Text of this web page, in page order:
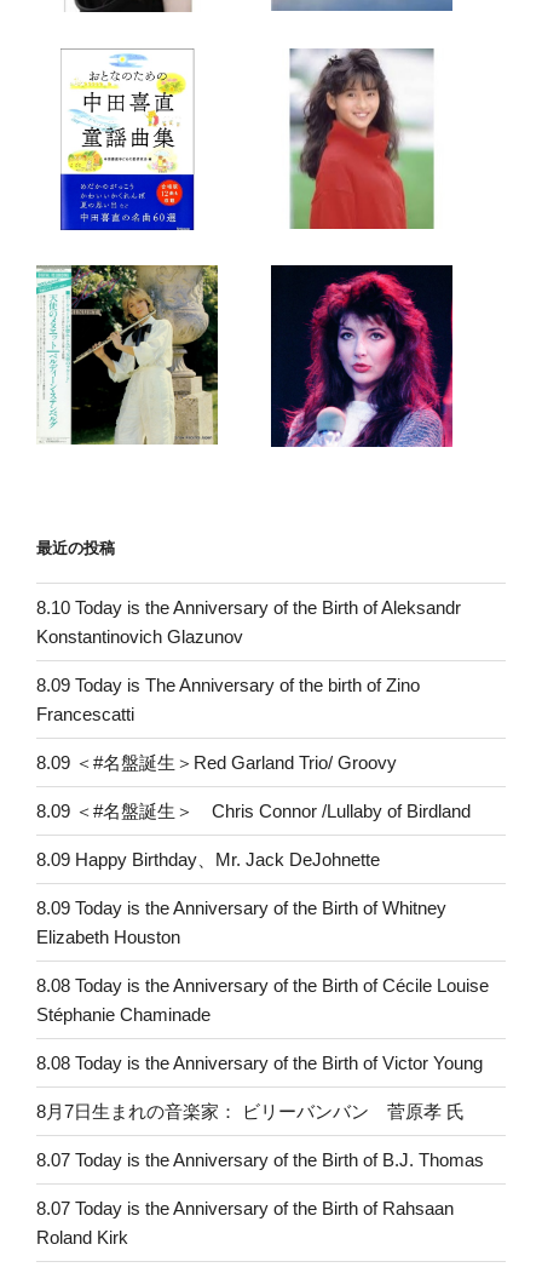
最近の投稿
8.10 Today is the Anniversary of the Birth of Aleksandr
Konstantinovich Glazunov
8.09 Today is The Anniversary of the birth of Zino
Francescatti
8.09 ＜#名盤誕生＞Red Garland Trio/ Groovy
8.09 ＜#名盤誕生＞ Chris Connor /Lullaby of Birdland
8.09 Happy Birthday、Mr. Jack DeJohnette
8.09 Today is the Anniversary of the Birth of Whitney
Elizabeth Houston
8.08 Today is the Anniversary of the Birth of Cécile Louise
Stéphanie Chaminade
8.08 Today is the Anniversary of the Birth of Victor Young
8月7日生まれの音楽家： ビリーバンバン 菅原孝 氏
8.07 Today is the Anniversary of the Birth of B.J. Thomas
8.07 Today is the Anniversary of the Birth of Rahsaan
Roland Kirk